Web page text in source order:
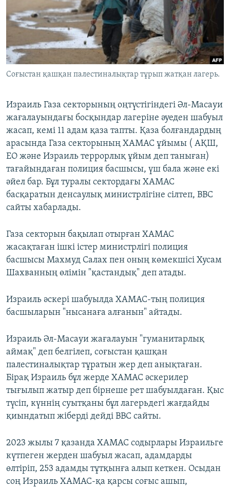
ЖАЗЫЛЫҢЫЗ
Басқа тілдерде
Соғыстан қашқан палестиналықтар тұрып жатқан лагерь.
Израиль Газа секторының оңтүстігіндегі Әл-Масауи
жағалауындағы босқындар лагеріне әуеден шабуыл
жасап, кемі 11 адам қаза тапты. Қаза болғандардың
арасында Газа секторының ХАМАС ұйымы ( АҚШ,
ЕО және Израиль террорлық ұйым деп таныған)
тағайындаған полиция басшысы, үш бала және екі
әйел бар. Бұл туралы сектордағы ХАМАС
басқаратын денсаулық министрлігіне сілтеп, ВВС
сайты хабарлады.
Газа секторын бақылап отырған ХАМАС
жасақтаған ішкі істер министрлігі полиция
басшысы Махмуд Салах пен оның көмекшісі Хусам
Шахванның өлімін "қастандық" деп атады.
Израиль әскері шабуылда ХАМАС-тың полиция
басшыларын "нысанаға алғанын" айтады.
Израиль Әл-Масауи жағалауын "гуманитарлық
аймақ" деп белгілеп, соғыстан қашқан
палестиналықтар тұратын жер деп анықтаған.
Бірақ Израиль бұл жерде ХАМАС әскерилер
тығылып жатыр деп бірнеше рет шабуылдаған. Қыс
түсіп, күннің суытқаны бұл лагерьдегі жағдайды
қиындатып жіберді дейді ВВС сайты.
2023 жылы 7 қазанда ХАМАС содырлары Израильге
күтпеген жерден шабуыл жасап, адамдарды
өлтіріп, 253 адамды тұтқынға алып кеткен. Осыдан
соң Израиль ХАМАС-қа қарсы соғыс ашып,